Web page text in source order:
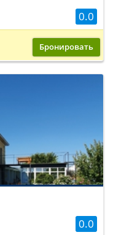
0.0
Бронировать
0.0